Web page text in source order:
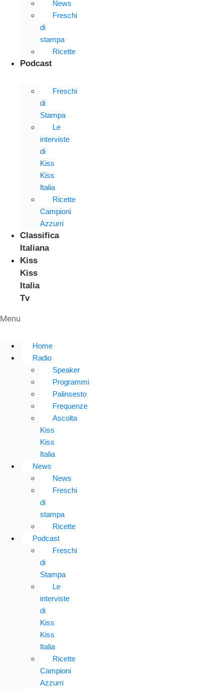
News
Freschi
di
stampa
Ricette
Podcast
Freschi
di
Stampa
Le
interviste
di
Kiss
Kiss
Italia
Ricette
Campioni
Azzurri
Classifica
Italiana
Kiss
Kiss
Italia
Tv
Menu
Home
Radio
Speaker
Programmi
Palinsesto
Frequenze
Ascolta
Kiss
Kiss
Italia
News
News
Freschi
di
stampa
Ricette
Podcast
Freschi
di
Stampa
Le
interviste
di
Kiss
Kiss
Italia
Ricette
Campioni
Azzurri